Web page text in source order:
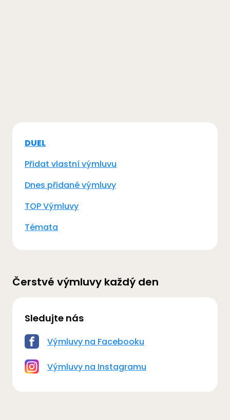
DUEL
Přidat vlastní výmluvu
Dnes přidané výmluvy
TOP Výmluvy
Témata
Čerstvé výmluvy každý den
Sledujte nás
Výmluvy na Facebooku
Výmluvy na Instagramu